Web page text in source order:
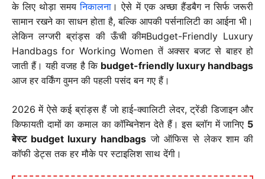
के लिए थोड़ा समयनिकालना । ऐसे में एक अच्छा हैंडबैग न सिर्फ जरूरी
सामान रखने का साधन होता है, बल्कि आपकी पर्सनालिटी का आईना भी।
लेकिन लग्जरी ब्रांड्स की ऊँची कीमBudget-Friendly Luxury
Handbags for Working Women तें अक्सर बजट से बाहर हो
जाती हैं। यही वजह है कि budget-friendly luxury handbags
आज हर वर्किंग वुमन की पहली पसंद बन गए हैं।
2026 में ऐसे कई ब्रांड्स हैं जो हाई-क्वालिटी लेदर, ट्रेंडी डिजाइन और
किफायती दामों का कमाल का कॉम्बिनेशन देते हैं। इस ब्लॉग में जानिए 5
बेस्ट budget luxury handbags जो ऑफिस से लेकर शाम की
कॉफी डेट्स तक हर मौके पर स्टाइलिश साथ देंगी।